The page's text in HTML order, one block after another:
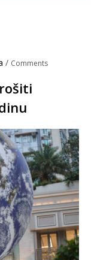
/ Comments